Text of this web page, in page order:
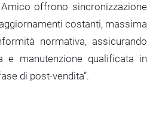
offrono sincronizzazione
costanti, massima
normativa, assicurando
e manutenzione qualificata in
di post-vendita”.